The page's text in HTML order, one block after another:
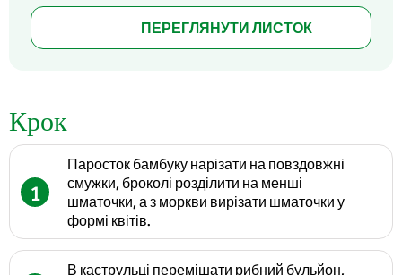
ПЕРЕГЛЯНУТИ ЛИСТОК
Крок
1
Паросток бамбуку нарізати на повздовжні
смужки, броколі розділити на менші
шматочки, а з моркви вирізати шматочки у
формі квітів.
В каструльці перемішати рибний бульйон,